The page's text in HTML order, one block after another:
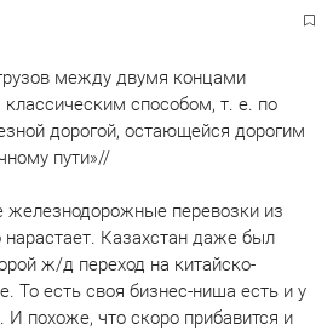
между двумя концами
классическим способом, т. е. по
дорогой, остающейся дорогим
пути»//
железнодорожные перевозки из
нарастает. Казахстан даже был
ж/д переход на китайско-
То есть своя бизнес-ниша есть и у
похоже, что скоро прибавится и